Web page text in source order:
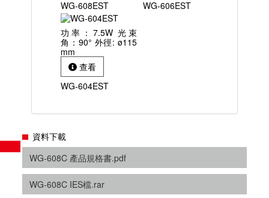
WG-608EST
WG-606EST
功率：7.5W 光束
角：90° 外徑: ø115
mm
查看
WG-604EST
資料下載
WG-608C 產品規格書.pdf
WG-608C IES檔.rar